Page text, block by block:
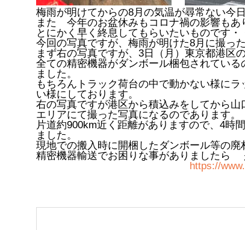
梅雨が明けてからの8月の気温が尋常ない今
また 今年のお盆休みもコロナ禍の影響もあ
とにかく早く終息してもらいたいものです・
今回の写真ですが、梅雨が明けた8月に撮っ
まず右の写真ですが、3日（月）東京都港区
全ての精密機器がダンボール梱包されてい
ました。
もちろんトラック荷台の中で動かない様に
い様にしております。
右の写真ですが港区から積込みをしてから
エリアにて撮った写真になるのであります。
片道約900km近く距離がありますので、4時
ました。
現地での搬入時に開梱したダンボール等の廃
精密機器輸送でお困りな事がありましたら
https://